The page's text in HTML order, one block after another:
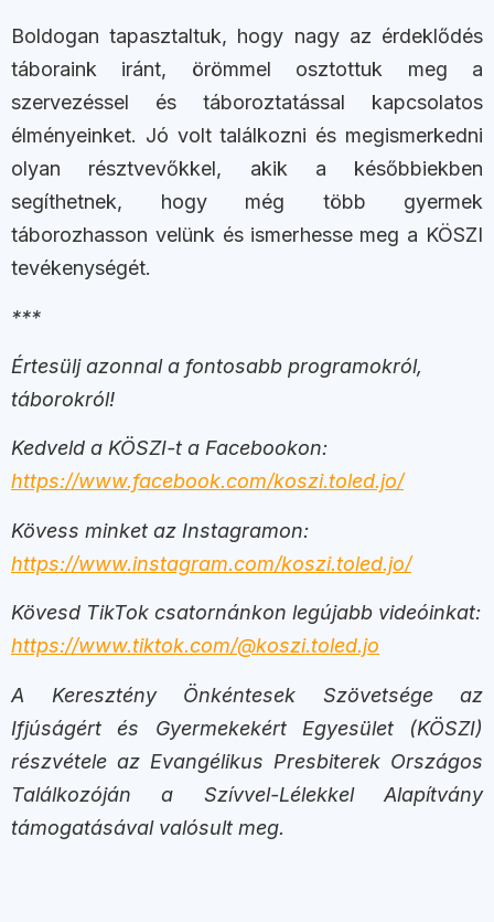
Boldogan tapasztaltuk, hogy nagy az érdeklődés
táboraink iránt, örömmel osztottuk meg a
szervezéssel és táboroztatással kapcsolatos
élményeinket. Jó volt találkozni és megismerkedni
olyan résztvevőkkel, akik a későbbiekben
segíthetnek, hogy még több gyermek
táborozhasson velünk és ismerhesse meg a KÖSZI
tevékenységét.
***
Értesülj azonnal a fontosabb programokról,
táborokról!
Kedveld a KÖSZI-t a Facebookon:
https://www.facebook.com/koszi.toled.jo/
Kövess minket az Instagramon:
https://www.instagram.com/koszi.toled.jo/
Kövesd TikTok csatornánkon legújabb videóinkat:
https://www.tiktok.com/@koszi.toled.jo
A Keresztény Önkéntesek Szövetsége az
Ifjúságért és Gyermekekért Egyesület (KÖSZI)
részvétele az Evangélikus Presbiterek Országos
Találkozóján a Szívvel-Lélekkel Alapítvány
támogatásával valósult meg.